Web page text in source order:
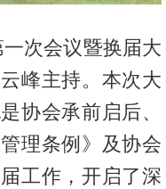
次会议暨换届大
峰主持。本次大
协会承前启后、
理条例》及协会
工作，开启了深